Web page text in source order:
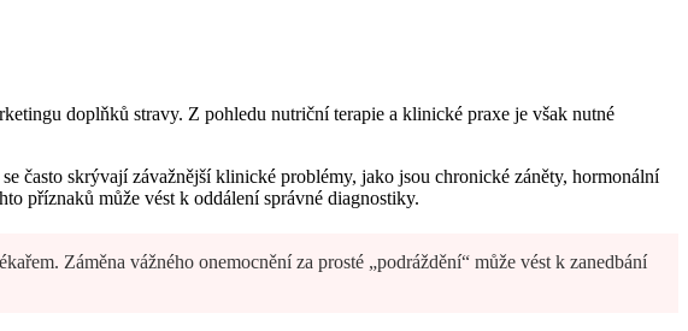
doplňků stravy. Z pohledu nutriční terapie a klinické praxe je však nutné
často skrývají závažnější klinické problémy, jako jsou chronické záněty, hormonální
příznaků může vést k oddálení správné diagnostiky.
Záměna vážného onemocnění za prosté „podráždění“ může vést k zanedbání